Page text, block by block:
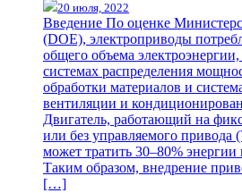
20 июля, 2022
Введение По оценке
(DOE), электроприводы
общего объема
системах распределения
обработки материалов и
вентиляции и
Двигатель, работающий на
или без управляемого привода
может тратить 30–80%
Таким образом, внедрение
[…]